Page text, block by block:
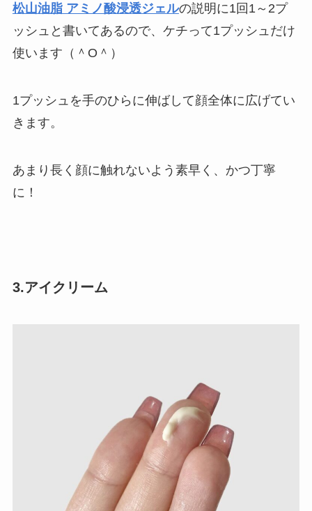
松山油脂 アミノ酸浸透ジェルの説明に1回1～2プ
ッシュと書いてあるので、ケチって1プッシュだけ
使います（＾O＾）
1プッシュを手のひらに伸ばして顔全体に広げてい
きます。
あまり長く顔に触れないよう素早く、かつ丁寧
に！
3.アイクリーム